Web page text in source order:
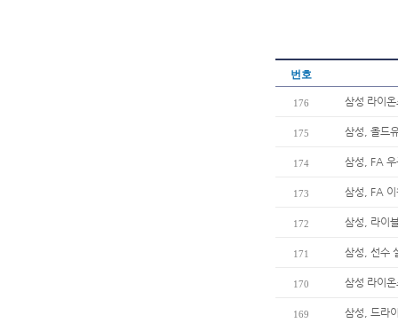
번호
176 삼성 라이
175 삼성, 올드
174 삼성, FA
173 삼성, FA
172 삼성, 라이
171 삼성, 선수
170 삼성 라이
169 삼성, 드라